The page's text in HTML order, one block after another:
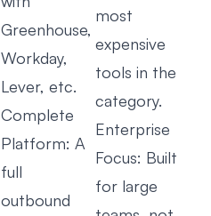
Greenhouse,
Workday,
Lever, etc.
Complete
Platform: A
full
outbound
most
expensive
tools in the
category.
Enterprise
Focus: Built
for large